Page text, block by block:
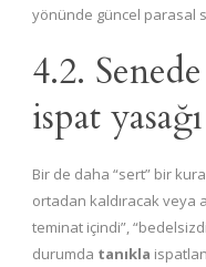
yönünde güncel parasal
4.2.
ispat
Bir de daha “sert” bir
ortadan kaldıracak veya
teminat içindi”,
durumda tanıkla